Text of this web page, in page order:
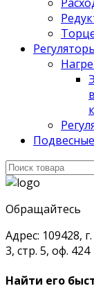
Поиск
для:
Обращайтесь
Адрес: 109428,
3, стр. 5, оф. 424
Найти его